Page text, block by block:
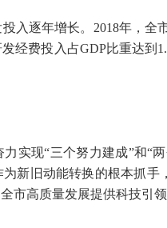
逐年增长。2018年，全
经费投入占GDP比重达到
现“三个努力建成”和“两
新旧动能转换的根本抓手
市高质量发展提供科技引领